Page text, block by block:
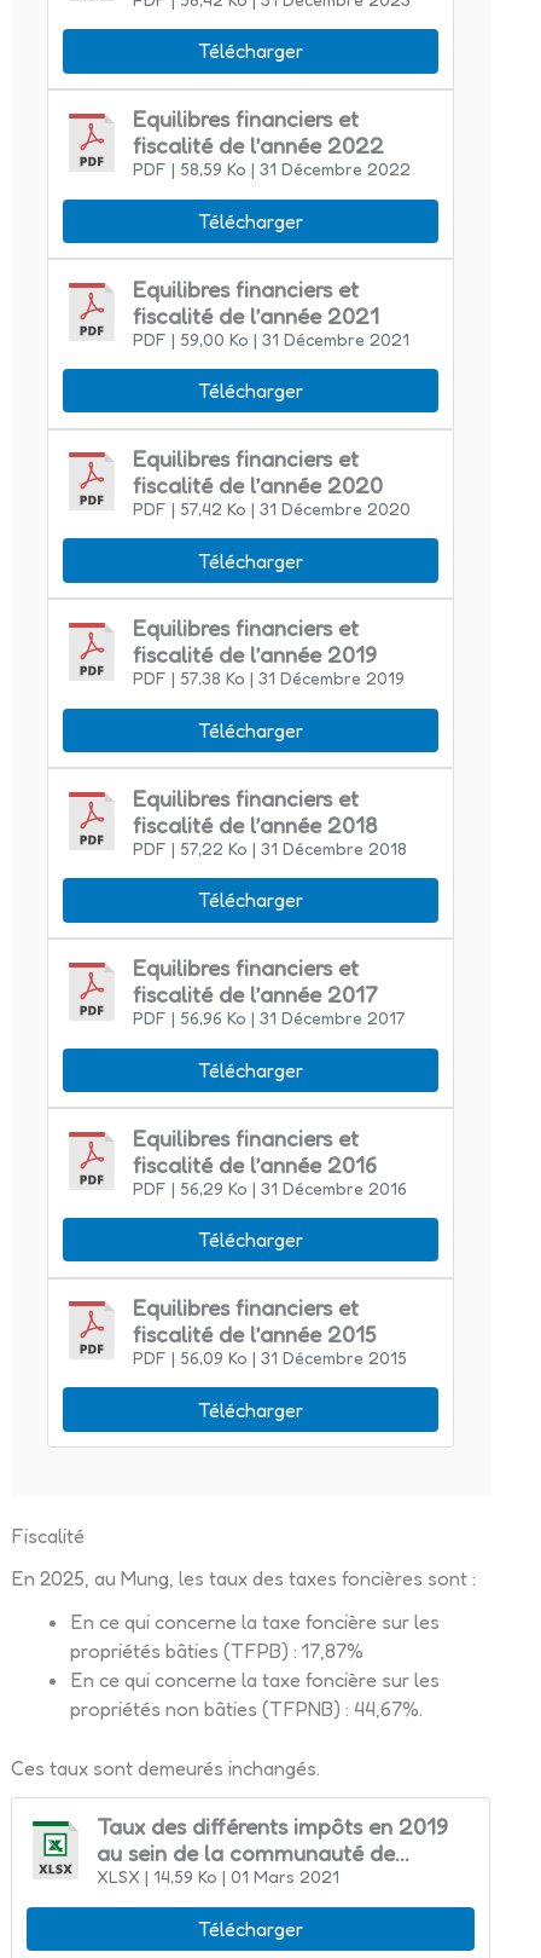
Télécharger
Equilibres financiers et
fiscalité de l’année 2022
PDF | 58,59 Ko | 31 Décembre 2022
Télécharger
Equilibres financiers et
fiscalité de l’année 2021
PDF | 59,00 Ko | 31 Décembre 2021
Télécharger
Equilibres financiers et
fiscalité de l’année 2020
PDF | 57,42 Ko | 31 Décembre 2020
Télécharger
Equilibres financiers et
fiscalité de l’année 2019
PDF | 57,38 Ko | 31 Décembre 2019
Télécharger
Equilibres financiers et
fiscalité de l’année 2018
PDF | 57,22 Ko | 31 Décembre 2018
Télécharger
Equilibres financiers et
fiscalité de l’année 2017
PDF | 56,96 Ko | 31 Décembre 2017
Télécharger
Equilibres financiers et
fiscalité de l’année 2016
PDF | 56,29 Ko | 31 Décembre 2016
Télécharger
Equilibres financiers et
fiscalité de l’année 2015
PDF | 56,09 Ko | 31 Décembre 2015
Télécharger
Fiscalité
En 2025, au Mung, les taux des taxes foncières sont :
En ce qui concerne la taxe foncière sur les
propriétés bâties (TFPB) : 17,87%
En ce qui concerne la taxe foncière sur les
propriétés non bâties (TFPNB) : 44,67%.
Ces taux sont demeurés inchangés.
Taux des différents impôts en 2019
au sein de la communauté de
communes des Vals de Saintonge
XLSX | 14,59 Ko | 01 Mars 2021
Télécharger